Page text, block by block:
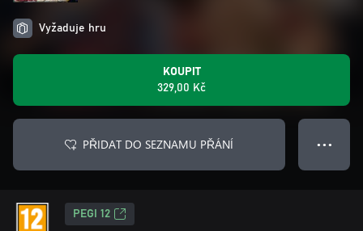
Vyžaduje hru
KOUPIT
329,00 Kč
PŘIDAT DO SEZNAMU PŘÁNÍ ● ● ●
PEGI 12